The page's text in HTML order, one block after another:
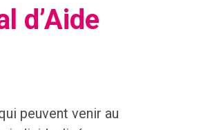
d’Aide
peuvent venir au